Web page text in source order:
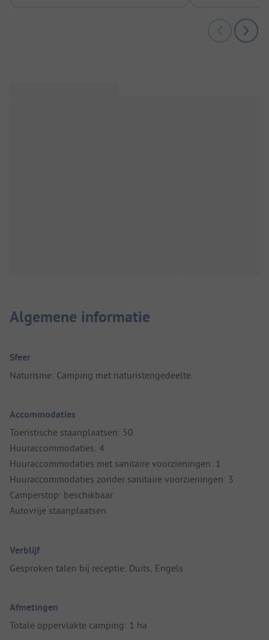
Algemene informatie
Sfeer
Naturisme: Camping met naturistengedeelte
Accommodaties
Toeristische staanplaatsen: 50
Huuraccommodaties: 4
Huuraccommodaties met sanitaire voorzieningen: 1
Huuraccommodaties zonder sanitaire voorzieningen: 3
Camperstop: beschikbaar
Autovrije staanplaatsen
Verblijf
Gesproken talen bij receptie: Duits, Engels
Afmetingen
Totale oppervlakte camping: 1 ha